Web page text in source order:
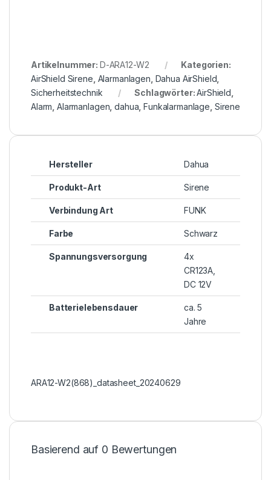
Artikelnummer: D-ARA12-W2
Kategorien:
AirShield Sirene Alarmanlagen Dahua AirShield
Sicherheitstechnik
Schlagwörter:AirShield
Alarm ,Alarmanlagen ,dahua ,Funkalarmanlage Sirene
Hersteller Dahua
Produkt-Art Sirene
Verbindung Art FUNK
Farbe Schwarz
Spannungsversorgung
4x
CR123A,
DC 12V
Batterielebensdauer
ca. 5
Jahre
ARA12-W2(868)_datasheet_20240629
Basierend auf 0 Bewertungen